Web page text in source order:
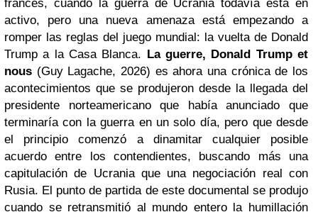
francés, cuando la guerra de Ucrania todavía está en
activo, pero una nueva amenaza está empezando a
romper las reglas del juego mundial: la vuelta de Donald
Trump a la Casa Blanca. La guerre, Donald Trump et
nous (Guy Lagache, 2026) es ahora una crónica de los
acontecimientos que se produjeron desde la llegada del
presidente norteamericano que había anunciado que
terminaría con la guerra en un solo día, pero que desde
el principio comenzó a dinamitar cualquier posible
acuerdo entre los contendientes, buscando más una
capitulación de Ucrania que una negociación real con
Rusia. El punto de partida de este documental se produjo
cuando se retransmitió al mundo entero la humillación